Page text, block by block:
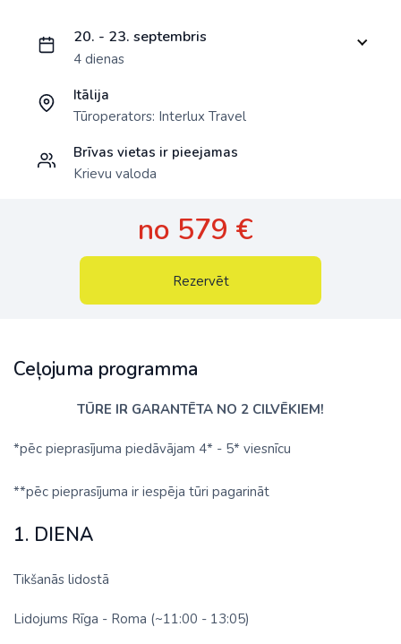
Ceļojuma programma
TŪRE IR GARANTĒTA NO 2 CILVĒKIEM!
*pēc pieprasījuma piedāvājam 4* - 5* viesnīcu
**pēc pieprasījuma ir iespēja tūri pagarināt
1. DIENA
Tikšanās lidostā
Lidojums Rīga - Roma (~11:00 - 13:05)
20. - 23. septembris
4 dienas
Itālija
Tūroperators: Interlux Travel
Brīvas vietas ir pieejamas
Krievu valoda
no 579 €
Rezervēt